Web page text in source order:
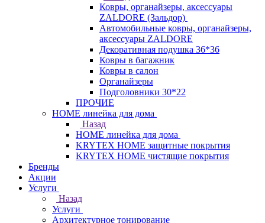
Ковры, органайзеры, аксессуары
ZALDORE (Зальдор)
Автомобильные ковры, органайзеры,
аксессуары ZALDORE
Декоративная подушка 36*36
Ковры в багажник
Ковры в салон
Органайзеры
Подголовники 30*22
ПРОЧИЕ
HOME линейка для дома
Назад
HOME линейка для дома
KRYTEX HOME защитные покрытия
KRYTEX HOME чистящие покрытия
Бренды
Акции
Услуги
Назад
Услуги
Архитектурное тонирование